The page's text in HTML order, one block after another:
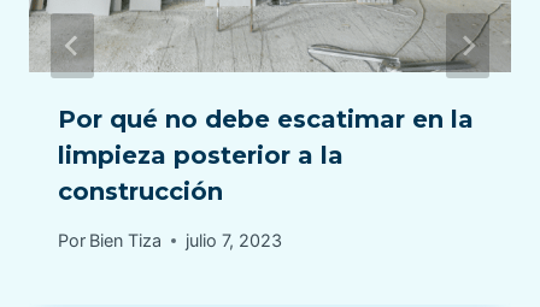
Por qué no debe escatimar en la
limpieza posterior a la
construcción
Por Bien Tiza julio 7, 2023